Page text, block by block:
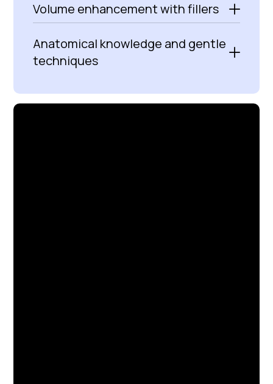
Volume enhancement with fillers
Anatomical knowledge and gentle
techniques